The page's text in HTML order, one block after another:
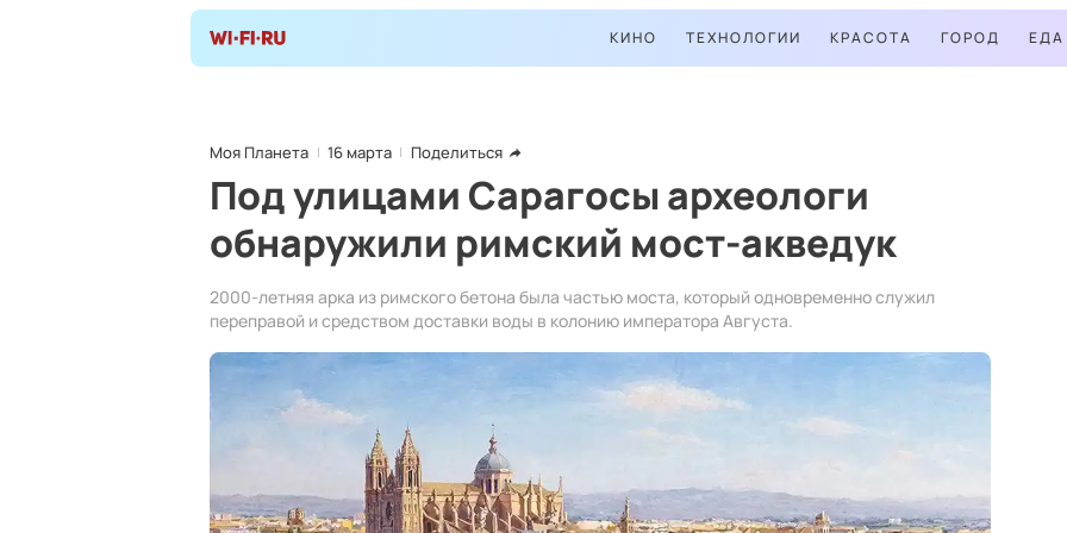
КИНО ТЕХНОЛОГИИ КРАСОТА ГОРОД ЕДА
Моя Планета 16 марта Поделиться
Под улицами Сарагосы археологи
обнаружили римский мост-акведук
2000-летняя арка из римского бетона была частью моста, который одновременно служил
переправой и средством доставки воды в колонию императора Августа.